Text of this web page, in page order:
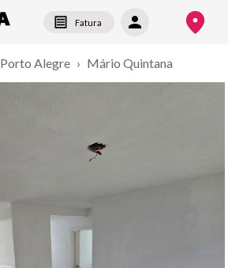
Fatura
Porto Alegre › Mário Quintana